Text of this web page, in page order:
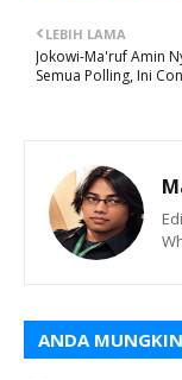
LEBIH LAMA
Jokowi-Ma'ruf Amin
Semua Polling, Ini
ANDA